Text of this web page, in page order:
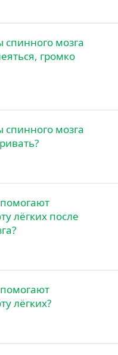
мозга
громко
мозга
лёгких после
лёгких?